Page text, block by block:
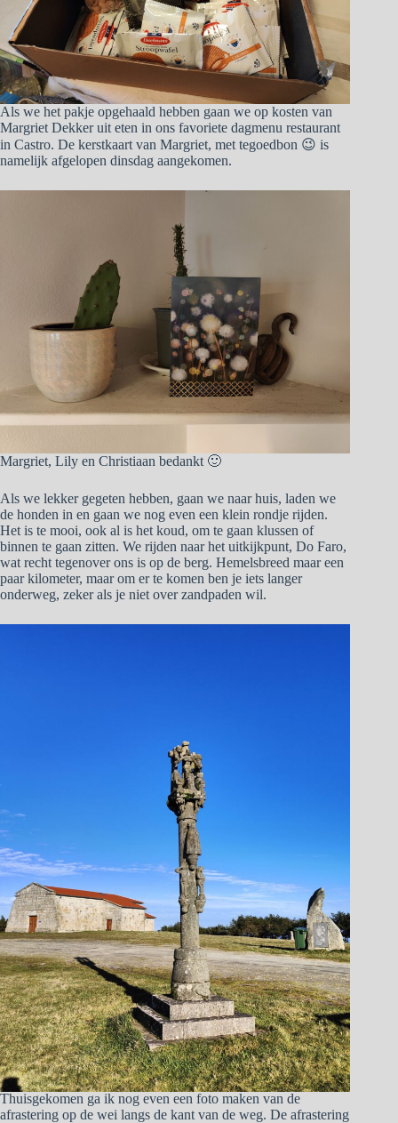
Als we het pakje opgehaald hebben gaan we op kosten van
Margriet Dekker uit eten in ons favoriete dagmenu restaurant
in Castro. De kerstkaart van Margriet, met tegoedbon 😉 is
namelijk afgelopen dinsdag aangekomen.
Margriet, Lily en Christiaan bedankt 🙂
Als we lekker gegeten hebben, gaan we naar huis, laden we
de honden in en gaan we nog even een klein rondje rijden.
Het is te mooi, ook al is het koud, om te gaan klussen of
binnen te gaan zitten. We rijden naar het uitkijkpunt, Do Faro,
wat recht tegenover ons is op de berg. Hemelsbreed maar een
paar kilometer, maar om er te komen ben je iets langer
onderweg, zeker als je niet over zandpaden wil.
Thuisgekomen ga ik nog even een foto maken van de
afrastering op de wei langs de kant van de weg. De afrastering